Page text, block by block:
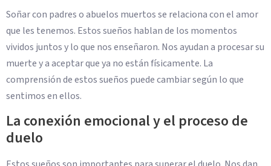
Soñar con padres o abuelos muertos se relaciona con el amor
que les tenemos. Estos sueños hablan de los momentos
vividos juntos y lo que nos enseñaron. Nos ayudan a procesar su
muerte y a aceptar que ya no están físicamente. La
comprensión de estos sueños puede cambiar según lo que
sentimos en ellos.
La conexión emocional y el proceso de
duelo